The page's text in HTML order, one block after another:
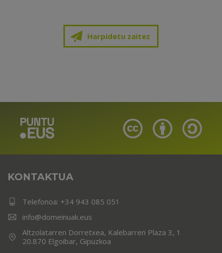
Harpidetu zaitez
KONTAKTUA
Telefonoa: +34 943 085 051
info@domeinuak.eus
Altzolatarren Dorretxea, Kalebarren Plaza 3, 1
20.870 Elgoibar, Gipuzkoa